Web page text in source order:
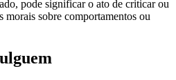
pode significar o ato de criticar ou
morais sobre comportamentos ou